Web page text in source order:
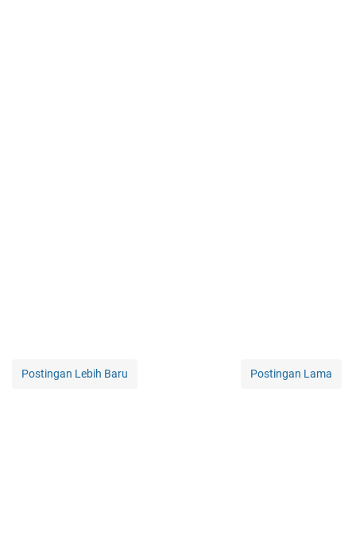
Postingan Lebih Baru Postingan Lama